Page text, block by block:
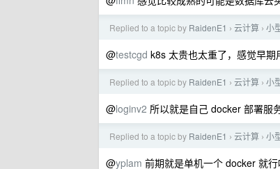
Replied to a topic by RaidenE1 › 云计算 › 小
@testcgd k8s 太贵也太重了，感觉早
Replied to a topic by RaidenE1 › 云计算 › 小
@loginv2 所以就是自己 docker 部署服
Replied to a topic by RaidenE1 › 云计算 › 小
@yplam 前期就是单机一个 docker 就